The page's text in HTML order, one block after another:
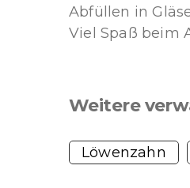
Abfüllen in
Viel Spaß beim
Weitere
Löwenzahn